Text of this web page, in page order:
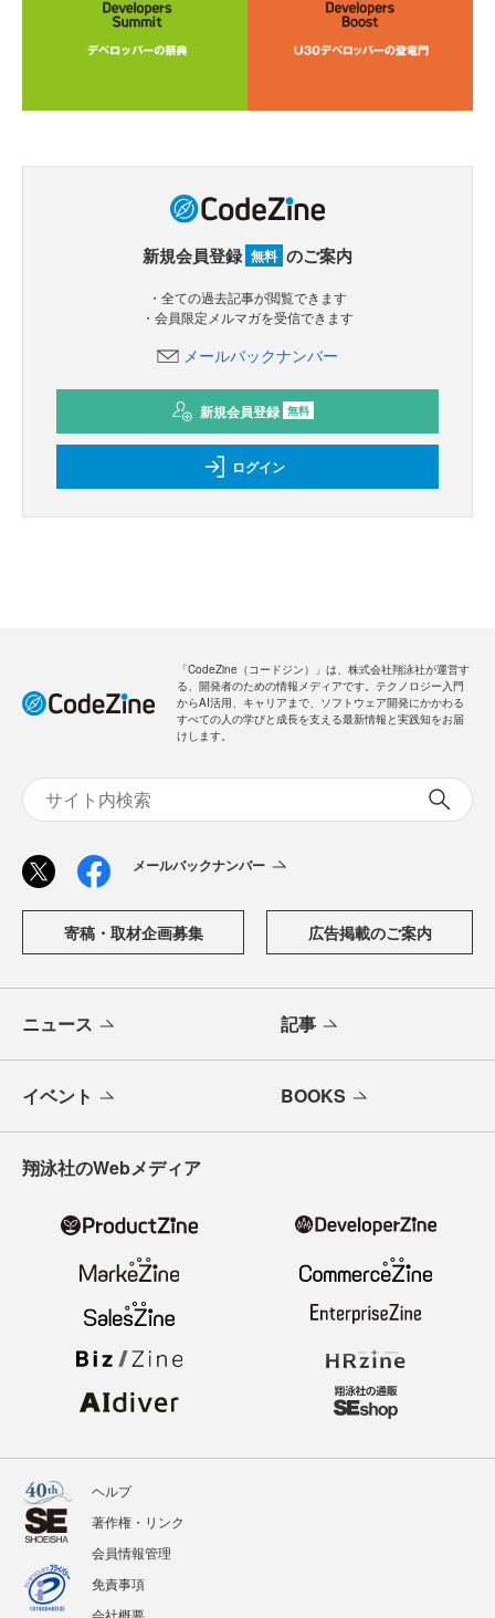
新規会員登録 無料 のご案内
・全ての過去記事が閲覧できます
・会員限定メルマガを受信できます
メールバックナンバー
新規会員登録 無料
ログイン
「CodeZine（コードジン）」は、株式会社翔泳社が運営す
る、開発者のための情報メディアです。テクノロジー入門
からAI活用、キャリアまで、ソフトウェア開発にかかわる
すべての人の学びと成長を支える最新情報と実践知をお届
けします。
メールバックナンバー
寄稿・取材企画募集 広告掲載のご案内
ニュース 記事
イベント BOOKS
翔泳社のWebメディア
ヘルプ
著作権・リンク
会員情報管理
免責事項
会社概要